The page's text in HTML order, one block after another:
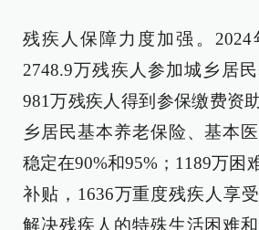
残疾人保障力度加强。
2748.9万残疾人参加城乡居
981万残疾人得到参保缴费资
乡居民基本养老保险、基本
稳定在90%和95%；1189万困
补贴，1636万重度残疾人享
解决残疾人的特殊生活困难和